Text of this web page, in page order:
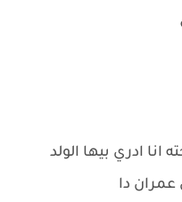
ادري بيها الولد
دا